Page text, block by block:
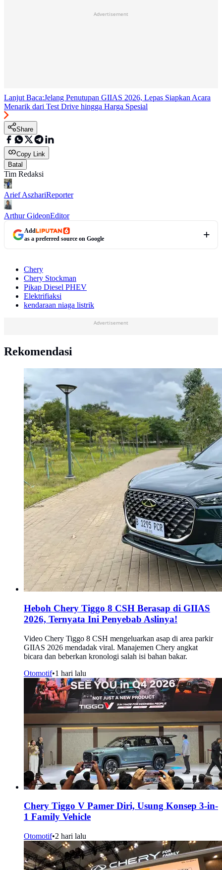
Advertisement
Lanjut Baca:Jelang Penutupan GIIAS 2026, Lepas Siapkan Acara
Menarik dari Test Drive hingga Harga Spesial
Share
Copy Link
Batal
Tim Redaksi
Arief AszhariReporter
Arthur GideonEditor
Add
as a preferred source on Google
Chery
Chery Stockman
Pikap Diesel PHEV
Elektrifiaksi
kendaraan niaga listrik
Advertisement
Rekomendasi
Heboh Chery Tiggo 8 CSH Berasap di GIIAS
2026, Ternyata Ini Penyebab Aslinya!
Video Chery Tiggo 8 CSH mengeluarkan asap di area parkir
GIIAS 2026 mendadak viral. Manajemen Chery angkat
bicara dan beberkan kronologi salah isi bahan bakar.
Otomotif•1 hari lalu
Chery Tiggo V Pamer Diri, Usung Konsep 3-in-
1 Family Vehicle
Otomotif•2 hari lalu